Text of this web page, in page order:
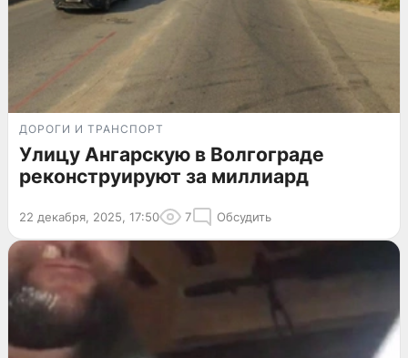
ДОРОГИ И ТРАНСПОРТ
Улицу Ангарскую в Волгограде
реконструируют за миллиард
22 декабря, 2025, 17:50 7 Обсудить